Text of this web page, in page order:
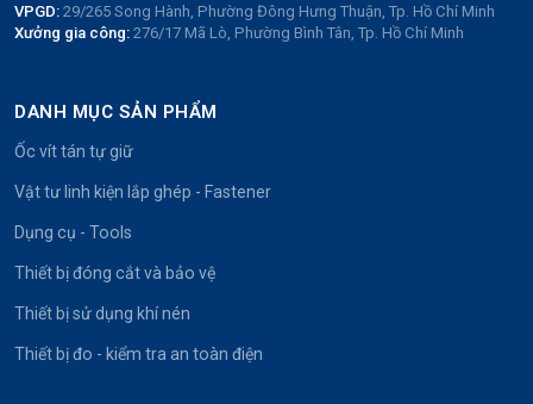
VPGD: 29/265 Song Hành, Phường Đông Hưng Thuận, Tp. Hồ Chí Minh
Xưởng gia công: 276/17 Mã Lò, Phường Bình Tân, Tp. Hồ Chí Minh
DANH MỤC SẢN PHẨM
Ốc vít tán tự giữ
Vật tư linh kiện lắp ghép - Fastener
Dụng cụ - Tools
Thiết bị đóng cắt và bảo vệ
Thiết bị sử dụng khí nén
Thiết bị đo - kiểm tra an toàn điện